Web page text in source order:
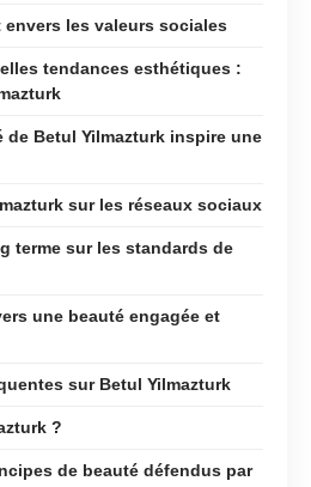
envers les valeurs sociales
tendances esthétiques :
de Betul Yilmazturk inspire une
sur les réseaux sociaux
terme sur les standards de
une beauté engagée et
sur Betul Yilmazturk
?
de beauté défendus par